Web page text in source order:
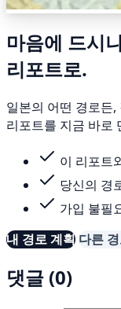
마음에 드시
리포트로.
일본의 어떤 경로든
리포트를 지금 바로
이 리포트
당신의 경
가입 불필
내 경로 계획 다른
댓글 (0)